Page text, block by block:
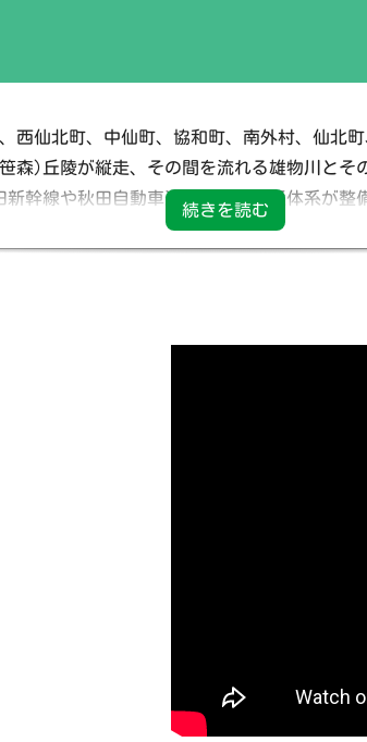
西仙北町、中仙町、協和町、南外村、仙北
森)丘陵が縦走、その間を流れる雄物川と
幹線や秋田自動車道等の高速交通体系が